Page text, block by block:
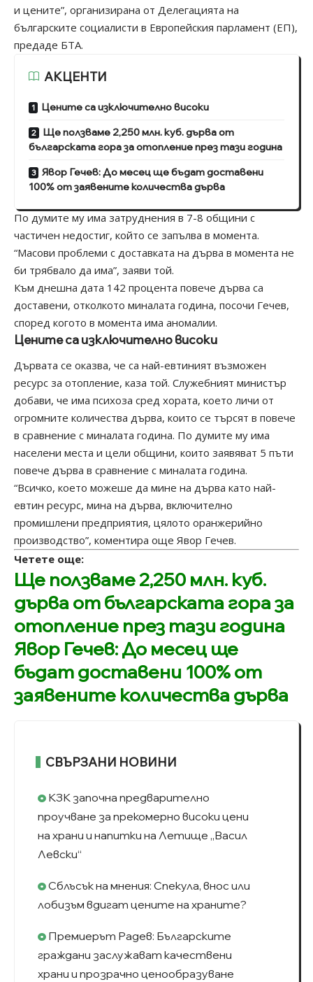
и цените”, организирана от Делегацията на
българските социалисти в Европейския парламент (ЕП),
предаде БТА.
АКЦЕНТИ
Цените са изключително високи
Ще ползваме 2,250 млн. куб. дърва от
българската гора за отопление през тази година
Явор Гечев: До месец ще бъдат доставени
100% от заявените количества дърва
По думите му има затруднения в 7-8 общини с
частичен недостиг, който се запълва в момента.
“Масови проблеми с доставката на дърва в момента не
би трябвало да има”, заяви той.
Към днешна дата 142 процента повече дърва са
доставени, отколкото миналата година, посочи Гечев,
според когото в момента има аномалии.
Цените са изключително високи
Дървата се оказва, че са най-евтиният възможен
ресурс за отопление, каза той. Служебният министър
добави, че има психоза сред хората, което личи от
огромните количества дърва, които се търсят в повече
в сравнение с миналата година. По думите му има
населени места и цели общини, които заявяват 5 пъти
повече дърва в сравнение с миналата година.
“Всичко, което можеше да мине на дърва като най-
евтин ресурс, мина на дърва, включително
промишлени предприятия, цялото оранжерийно
производство”, коментира още Явор Гечев.
Четете още:
Ще ползваме 2,250 млн. куб.
дърва от българската гора за
отопление през тази година
Явор Гечев: До месец ще
бъдат доставени 100% от
заявените количества дърва
СВЪРЗАНИ НОВИНИ
КЗК започна предварително
проучване за прекомерно високи цени
на храни и напитки на Летище „Васил
Левски“
Сблъсък на мнения: Спекула, внос или
лобизъм вдигат цените на храните?
Премиерът Радев: Българските
граждани заслужават качествени
храни и прозрачно ценообразуване